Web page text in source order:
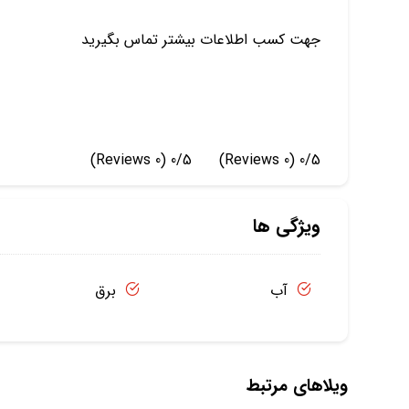
جهت کسب اطلاعات بیشتر تماس بگیرید
0/5
(0 Reviews)
0/5
(0 Reviews)
ویژگی ها
آب برق
ویلاهای مرتبط